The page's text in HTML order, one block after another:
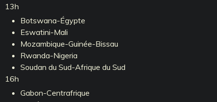
13h
Botswana-Égypte
Eswatini-Mali
Mozambique-Guinée-Bissau
Rwanda-Nigeria
Soudan du Sud-Afrique du Sud
16h
Gabon-Centrafrique